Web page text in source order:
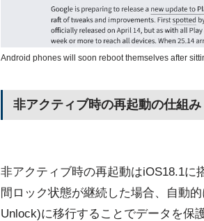
Android phones will soon reboot themselves after
非アクティブ時の再起動の仕組み
非アクティブ時の再起動はiOS18.1に
間ロック状態が継続した場合、自動
Unlock)に移行することでデータを保